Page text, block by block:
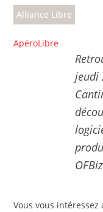
Alliance Libre
ApéroLibre
jeudi
Vous vous